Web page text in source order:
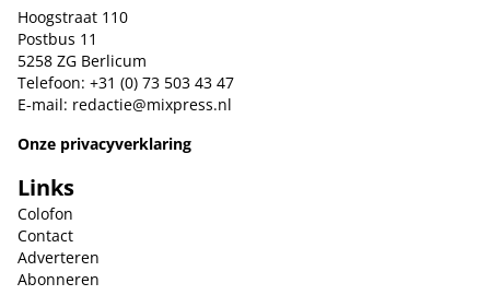
Hoogstraat 110
Postbus 11
5258 ZG Berlicum
Telefoon: +31 (0) 73 503 43 47
E-mail: redactie@mixpress.nl
Onze privacyverklaring
Links
Colofon
Contact
Adverteren
Abonneren